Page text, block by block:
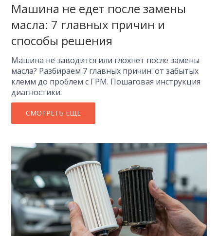
Машина не едет после замены
масла: 7 главных причин и
способы решения
Машина не заводится или глохнет после замены
масла? Разбираем 7 главных причин: от забытых
клемм до проблем с ГРМ. Пошаговая инструкция
диагностики.
СМОТРЕТЬ ЕЩЕ